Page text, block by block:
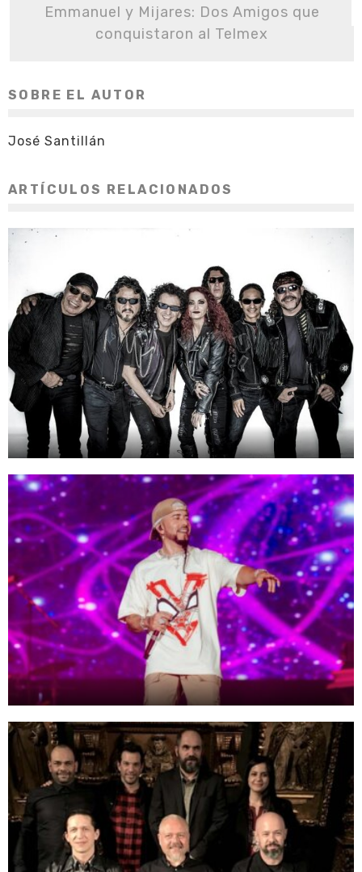
Emmanuel y Mijares: Dos Amigos que
conquistaron al Telmex
SOBRE EL AUTOR
José Santillán
ARTÍCULOS RELACIONADOS